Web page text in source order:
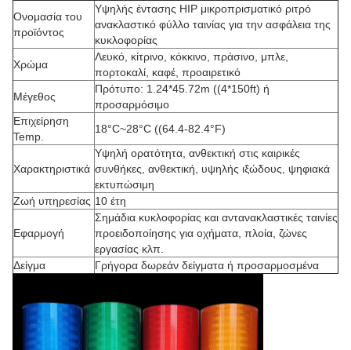
Ονομασία του
προϊόντος
Υψηλής έντασης HIP μικροπρισματικό ριτρό
ανακλαστικό φύλλο ταινίας για την ασφάλεια της
κυκλοφορίας
Χρώμα
Λευκό, κίτρινο, κόκκινο, πράσινο, μπλε,
πορτοκαλί, καφέ, προαιρετικό
Μέγεθος
Πρότυπο: 1.24*45.72m ((4*150ft) ή
προσαρμόσιμο
Επιχείρηση
Temp.
18°C~28°C ((64.4-82.4°F)
Χαρακτηριστικά
Υψηλή ορατότητα, ανθεκτική στις καιρικές
συνθήκες, ανθεκτική, υψηλής ιξώδους, ψηφιακά
εκτυπώσιμη
Ζωή υπηρεσίας 10 έτη
Εφαρμογή
Σημάδια κυκλοφορίας και αντανακλαστικές ταινίες
προειδοποίησης για οχήματα, πλοία, ζώνες
εργασίας κλπ.
Δείγμα
Γρήγορα δωρεάν δείγματα ή προσαρμοσμένα